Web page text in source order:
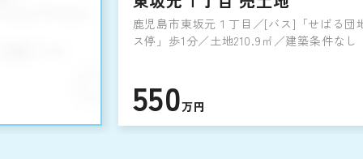
鹿児島市東坂元１丁目／[バス]「せばる団
ス停」歩1分／土地210.9㎡／建築条件なし
550万円